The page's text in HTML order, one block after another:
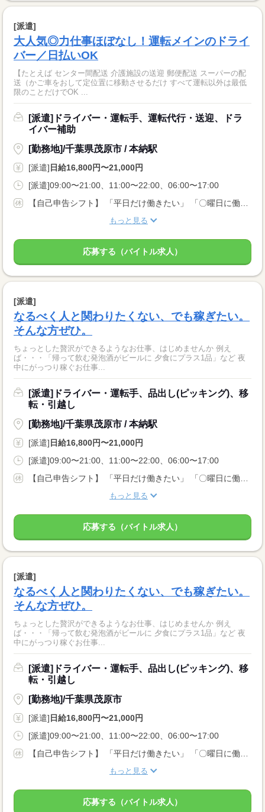
[派遣]
大人気◎力仕事ほぼなし！運転メインのドライ
バー／日払いOK
【たとえば センター間配送 介護施設の送迎 郵便配送 スーパーの配
送（かご車をおして定位置に移動させるだけ すべて運転以外は最低
限のことだけでOK ...
[派遣]ドライバー・運転手、運転代行・送迎、ドラ
イバー補助
[勤務地]/千葉県茂原市 / 本納駅
[派遣] 日給16,800円〜21,000円
[派遣]09:00〜21:00、11:00〜22:00、06:00〜17:00
【自己申告シフト】 「平日だけ働きたい」 「〇曜日に働きたい」 など、働き方は自分で選べます。 曜日・時間についてのご希望も 面談の際に教えてくださいね。 ※こちらは中型以上のお仕事の例です
もっと見る
応募する（バイトル求人）
[派遣]
なるべく人と関わりたくない、でも稼ぎたい。
そんな方ぜひ。
ちょっとした贅沢ができるようなお仕事、はじめませんか 例え
ば・・・「帰って飲む発泡酒がビールに 夕食にプラス1品」など 夜
中にがっつり稼ぐお仕事...
[派遣]ドライバー・運転手、品出し(ピッキング)、移
転・引越し
[勤務地]/千葉県茂原市 / 本納駅
[派遣] 日給16,800円〜21,000円
[派遣]09:00〜21:00、11:00〜22:00、06:00〜17:00
【自己申告シフト】 「平日だけ働きたい」 「〇曜日に働きたい」 など、働き方は自分で選べます。 曜日・時間についてのご希望も 面談の際に教えてくださいね。 ※こちらは中型以上のお仕事の例です
もっと見る
応募する（バイトル求人）
[派遣]
なるべく人と関わりたくない、でも稼ぎたい。
そんな方ぜひ。
ちょっとした贅沢ができるようなお仕事、はじめませんか 例え
ば・・・「帰って飲む発泡酒がビールに 夕食にプラス1品」など 夜
中にがっつり稼ぐお仕事...
[派遣]ドライバー・運転手、品出し(ピッキング)、移
転・引越し
[勤務地]/千葉県茂原市
[派遣] 日給16,800円〜21,000円
[派遣]09:00〜21:00、11:00〜22:00、06:00〜17:00
【自己申告シフト】 「平日だけ働きたい」 「〇曜日に働きたい」 など、働き方は自分で選べます。 曜日・時間についてのご希望も 面談の際に教えてくださいね。 ※こちらは中型以上のお仕事の例です
もっと見る
応募する（バイトル求人）